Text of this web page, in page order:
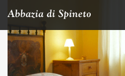
ABBAZIA
TENUTA